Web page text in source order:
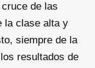
de las
la clase alta y
siempre de la
resultados de